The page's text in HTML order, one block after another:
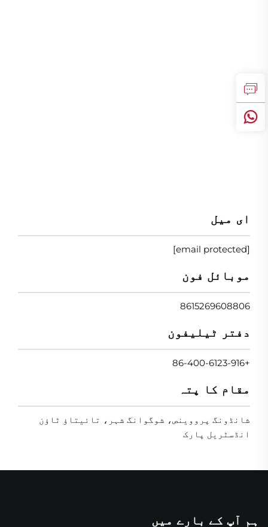
ای میل
[email protected]
موبائل فون
8615269608806
دفتر ٹیلیفون
+86-400-6123-916
مقام کا پتہ
شانڈونگ پرووینص، شوگوانگ شہر، تائیتاؤ ٹاؤن
انڈسٹریل پارک
ہم آپ کے بارے میں